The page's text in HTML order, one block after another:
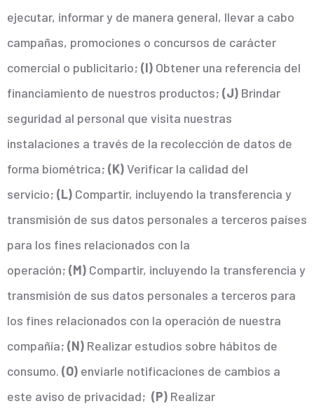
ejecutar, informar y de manera general, llevar a cabo
campañas, promociones o concursos de carácter
comercial o publicitario; (I) Obtener una referencia del
financiamiento de nuestros productos; (J) Brindar
seguridad al personal que visita nuestras
instalaciones a través de la recolección de datos de
forma biométrica; (K)Verificar la calidad del
servicio; (L) Compartir, incluyendo la transferencia y
transmisión de sus datos personales a terceros países
para los fines relacionados con la
operación; (M) Compartir, incluyendo la transferencia y
transmisión de sus datos personales a terceros para
los fines relacionados con la operación de nuestra
compañía; (N) Realizar estudios sobre hábitos de
consumo. (O) enviarle notificaciones de cambios a
este aviso de privacidad; (P) Realizar